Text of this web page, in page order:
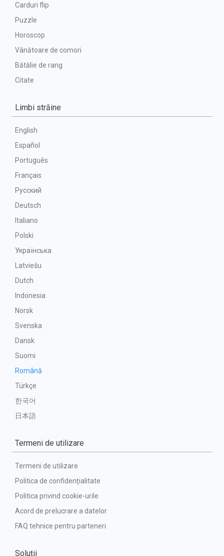
Carduri flip
Puzzle
Horoscop
Vânătoare de comori
Bătălie de rang
Citate
Limbi străine
English
Español
Português
Français
Русский
Deutsch
Italiano
Polski
Українська
Latviešu
Dutch
Indonesia
Norsk
Svenska
Dansk
Suomi
Română
Türkçe
한국어
日本語
Termeni de utilizare
Termeni de utilizare
Politica de confidențialitate
Politica privind cookie-urile
Acord de prelucrare a datelor
FAQ tehnice pentru parteneri
Soluții